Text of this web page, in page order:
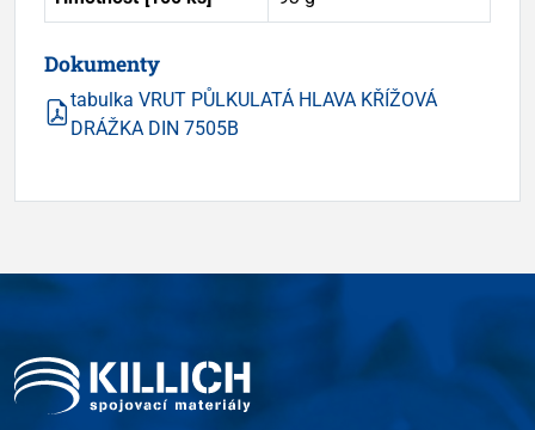
Dokumenty
tabulka VRUT PŮLKULATÁ HLAVA KŘÍŽOVÁ
DRÁŽKA DIN 7505B